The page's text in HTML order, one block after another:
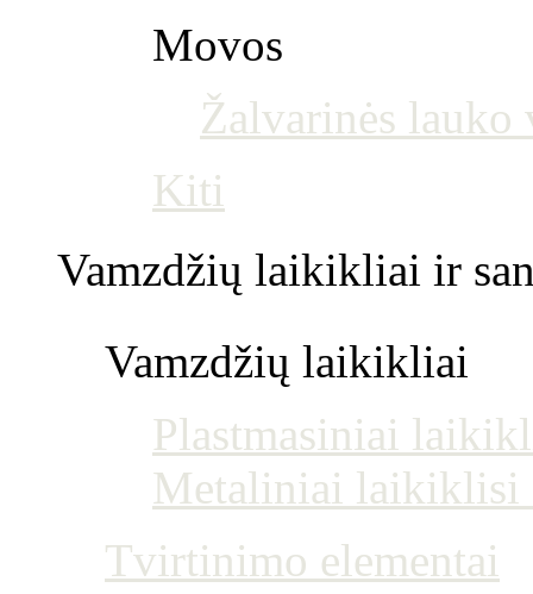
Movos
Žalvarinės lauko
Kiti
Vamzdžių laikikliai ir
Vamzdžių laikikliai
Plastmasiniai
Metaliniai laikiklisi
Tvirtinimo elementai